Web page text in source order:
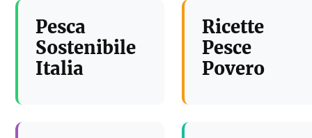
Pesca
Sostenibile
Italia
Ricette
Pesce
Povero